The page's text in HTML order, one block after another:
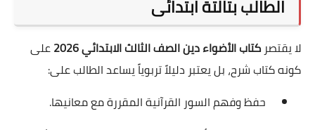
الطالب بتالتة ابتدائى
لا يقتصر كتاب الأضواء دين الصف الثالث الابتدائي 2026
على
كونه كتاب شرح، بل يعتبر دليلاً تربوياً يساعد الطالب على:
حفظ وفهم السور القرآنية المقررة مع معانيها.